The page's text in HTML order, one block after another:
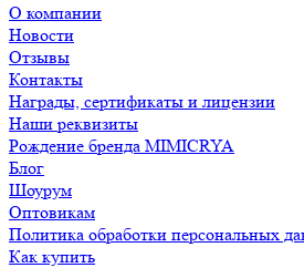
О компании
Новости
Отзывы
Контакты
Награды, сертификаты и лицензии
Наши реквизиты
Рождение бренда MIMICRYA
Блог
Шоурум
Оптовикам
Политика обработки персональных
Как купить